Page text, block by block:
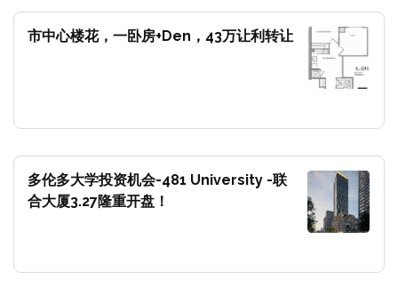
市中心楼花，一卧房+Den，43万让利转让
多伦多大学投资机会-481 University -联
合大厦3.27隆重开盘！